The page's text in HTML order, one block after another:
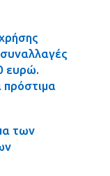
ευρώ.
πρόστιμα
των